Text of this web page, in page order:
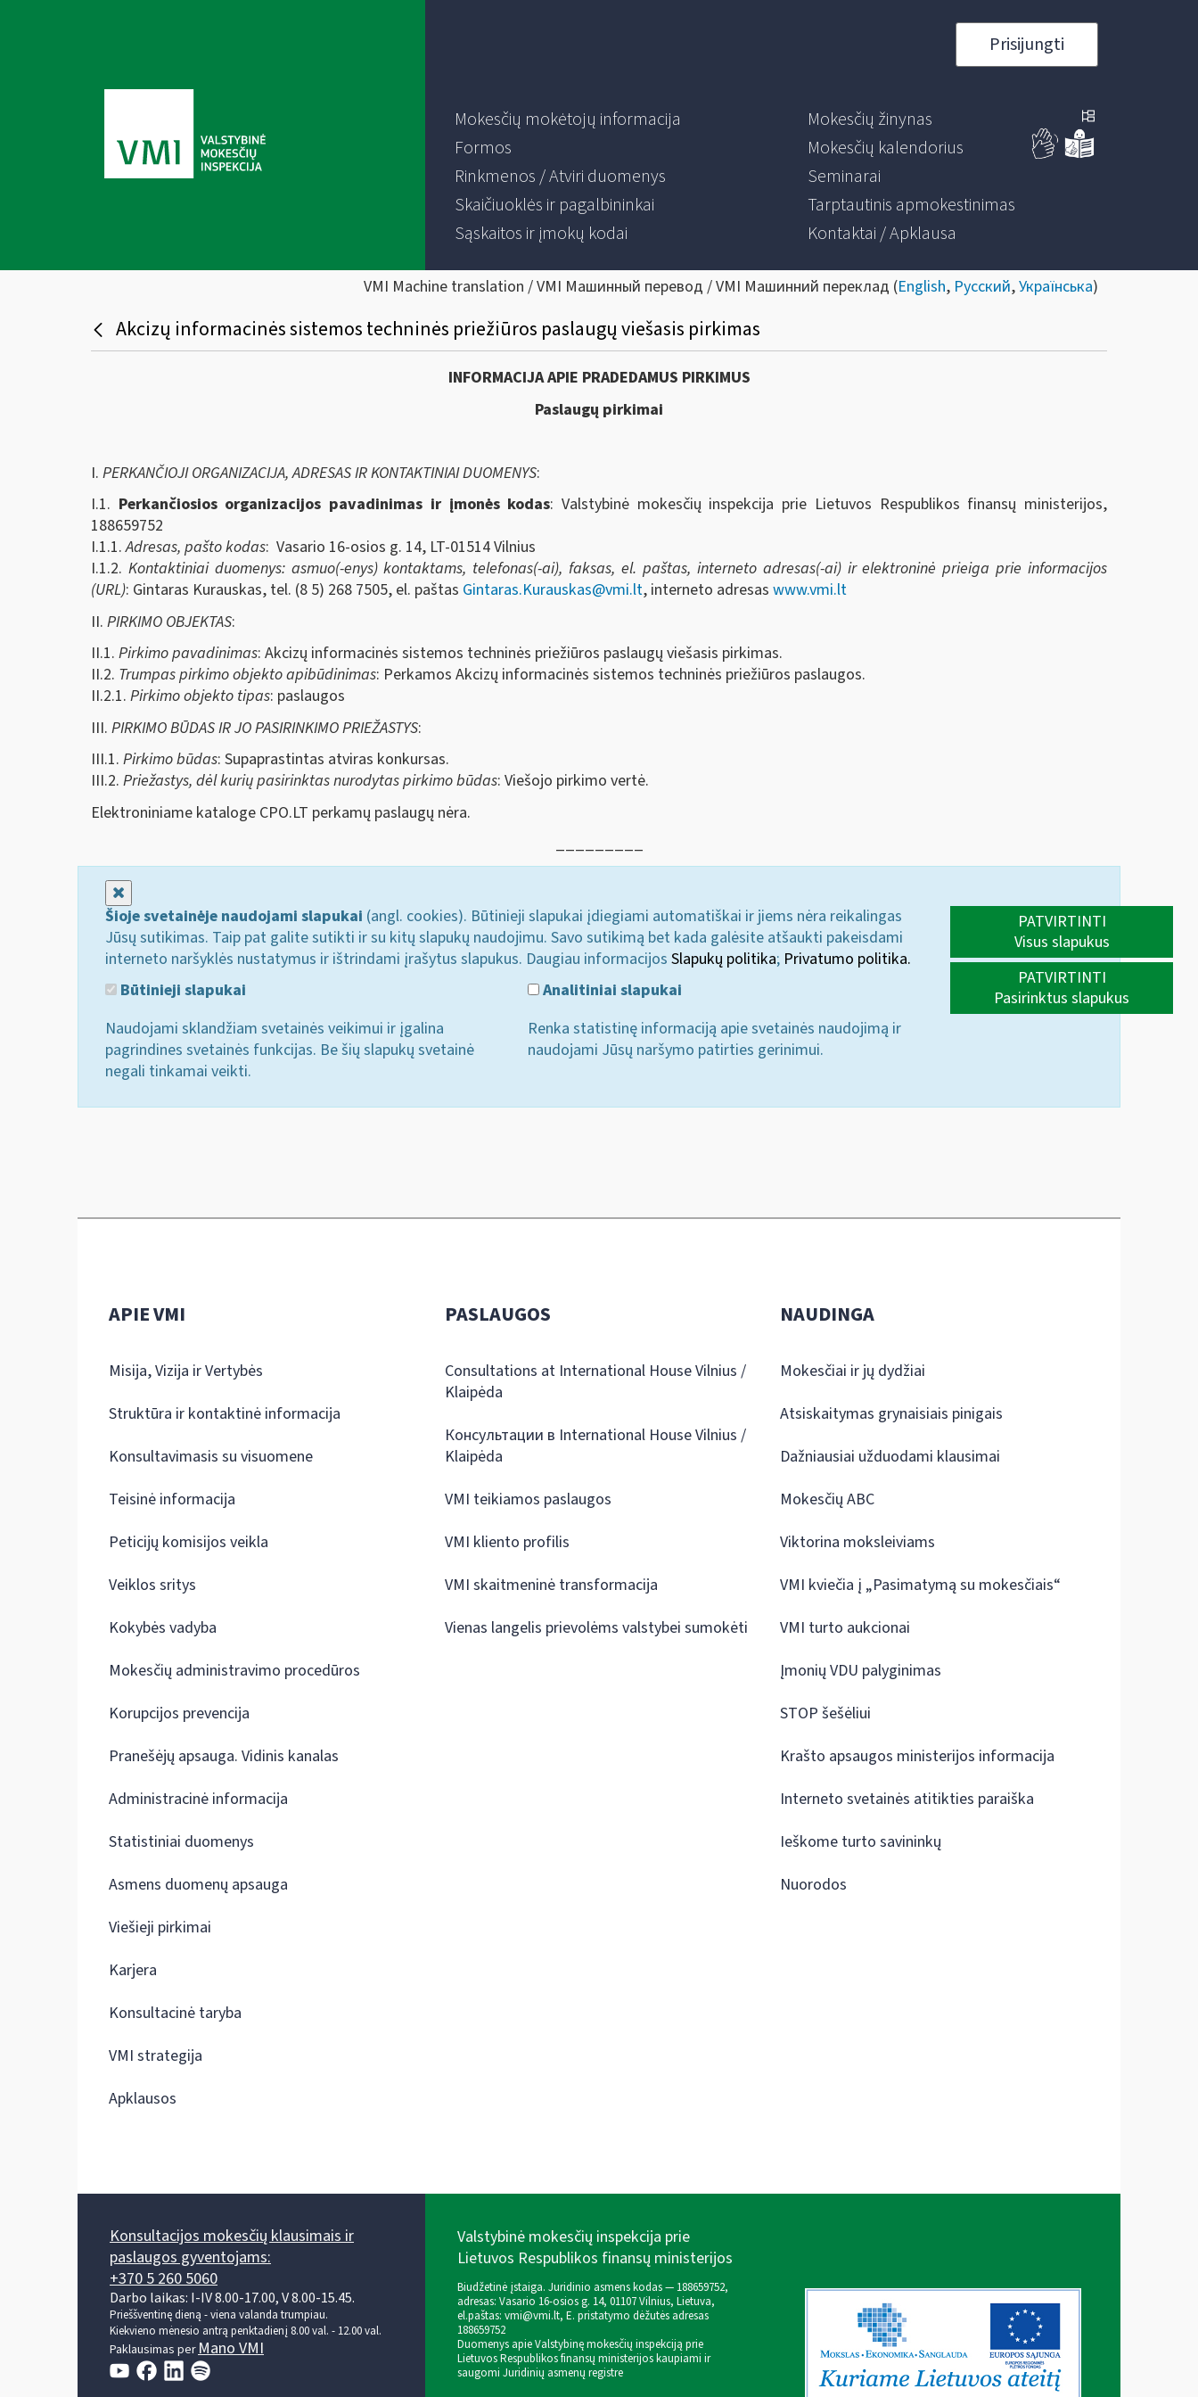
Prisijungti
Mokesčių mokėtojų informacija
Formos
Rinkmenos / Atviri duomenys
Skaičiuoklės ir pagalbininkai
Sąskaitos ir įmokų kodai
Mokesčių žinynas
Mokesčių kalendorius
Seminarai
Tarptautinis apmokestinimas
Kontaktai / Apklausa
VMI Machine translation / VMI Машинный перевод / VMI Машинний переклад (English, Русский,Українська)
Akcizų informacinės sistemos techninės priežiūros paslaugų viešasis pirkimas
INFORMACIJA APIE PRADEDAMUS PIRKIMUS
Paslaugų pirkimai
I. PERKANČIOJI ORGANIZACIJA, ADRESAS IR KONTAKTINIAI DUOMENYS:
I.1. Perkančiosios organizacijos pavadinimas ir įmonės kodas: Valstybinė mokesčių inspekcija prie Lietuvos Respublikos finansų ministerijos,
188659752
I.1.1.Adresas, pašto kodas: Vasario 16-osios g. 14, LT-01514 Vilnius
I.1.2. Kontaktiniai duomenys: asmuo(-enys) kontaktams, telefonas(-ai), faksas, el. paštas, interneto adresas(-ai) ir elektroninė prieiga prie informacijos
(URL): Gintaras Kurauskas, tel. (8 5) 268 7505, el. paštas Gintaras.Kurauskas@vmi.lt, interneto adresas www.vmi.lt
II. PIRKIMO OBJEKTAS:
II.1. Pirkimo pavadinimas: Akcizų informacinės sistemos techninės priežiūros paslaugų viešasis pirkimas.
II.2. Trumpas pirkimo objekto apibūdinimas: Perkamos Akcizų informacinės sistemos techninės priežiūros paslaugos.
II.2.1. Pirkimo objekto tipas: paslaugos
III. PIRKIMO BŪDAS IR JO PASIRINKIMO PRIEŽASTYS:
III.1. Pirkimo būdas: Supaprastintas atviras konkursas.
III.2. Priežastys, dėl kurių pasirinktas nurodytas pirkimo būdas: Viešojo pirkimo vertė.
Elektroniniame kataloge CPO.LT perkamų paslaugų nėra.
_________
Šioje svetainėje naudojami slapukai (angl. cookies). Būtinieji slapukai įdiegiami automatiškai ir jiems nėra reikalingas
Jūsų sutikimas. Taip pat galite sutikti ir su kitų slapukų naudojimu. Savo sutikimą bet kada galėsite atšaukti pakeisdami
interneto naršyklės nustatymus ir ištrindami įrašytus slapukus. Daugiau informacijos Slapukų politika; Privatumo politika.
Būtinieji slapukai
Naudojami sklandžiam svetainės veikimui ir įgalina
pagrindines svetainės funkcijas. Be šių slapukų svetainė
negali tinkamai veikti.
Analitiniai slapukai
Renka statistinę informaciją apie svetainės naudojimą ir
naudojami Jūsų naršymo patirties gerinimui.
PATVIRTINTI
Visus slapukus
PATVIRTINTI
Pasirinktus slapukus
APIE VMI
Misija, Vizija ir Vertybės
Struktūra ir kontaktinė informacija
Konsultavimasis su visuomene
Teisinė informacija
Peticijų komisijos veikla
Veiklos sritys
Kokybės vadyba
Mokesčių administravimo procedūros
Korupcijos prevencija
Pranešėjų apsauga. Vidinis kanalas
Administracinė informacija
Statistiniai duomenys
Asmens duomenų apsauga
Viešieji pirkimai
Karjera
Konsultacinė taryba
VMI strategija
Apklausos
PASLAUGOS
Consultations at International House Vilnius /
Klaipėda
Консультации в International House Vilnius /
Klaipėda
VMI teikiamos paslaugos
VMI kliento profilis
VMI skaitmeninė transformacija
Vienas langelis prievolėms valstybei sumokėti
NAUDINGA
Mokesčiai ir jų dydžiai
Atsiskaitymas grynaisiais pinigais
Dažniausiai užduodami klausimai
Mokesčių ABC
Viktorina moksleiviams
VMI kviečia į „Pasimatymą su mokesčiais“
VMI turto aukcionai
Įmonių VDU palyginimas
STOP šešėliui
Krašto apsaugos ministerijos informacija
Interneto svetainės atitikties paraiška
Ieškome turto savininkų
Nuorodos
Konsultacijos mokesčių klausimais ir
paslaugos gyventojams:
+370 5 260 5060
Darbo laikas: I-IV 8.00-17.00, V 8.00-15.45.
Prieššventinę dieną - viena valanda trumpiau.
Kiekvieno mėnesio antrą penktadienį 8.00 val. - 12.00 val.
Paklausimas per Mano VMI
Valstybinė mokesčių inspekcija prie
Lietuvos Respublikos finansų ministerijos
Biudžetinė įstaiga. Juridinio asmens kodas — 188659752,
adresas: Vasario 16-osios g. 14, 01107 Vilnius, Lietuva,
el.paštas: vmi@vmi.lt, E. pristatymo dėžutės adresas
188659752
Duomenys apie Valstybinę mokesčių inspekciją prie
Lietuvos Respublikos finansų ministerijos kaupiami ir
saugomi Juridinių asmenų registre